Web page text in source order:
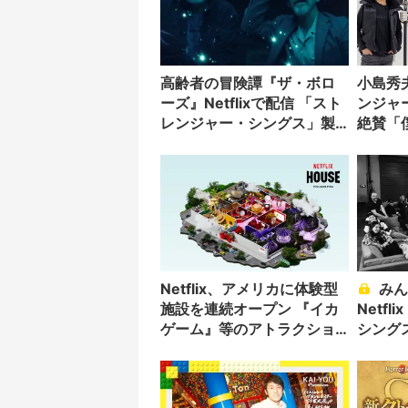
高齢者の冒険譚『ザ・ボロ
ーズ』Netflixで配信 「スト
レンジャー・シングス」製
小島秀
ンジャ
絶賛「
Netflix、アメリカに体験型
施設を連続オープン 『イカ
ゲーム』等のアトラクショ
みんなもう大人じゃん！
Netflix
シング